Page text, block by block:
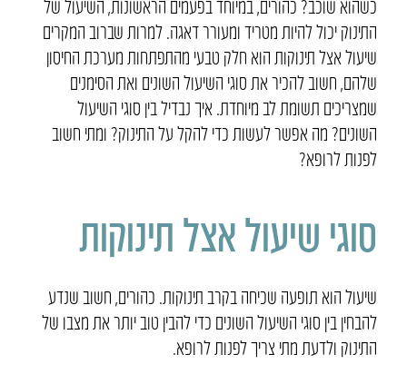
כשהוא שוכב? כהורים, במיוחד בפעמים הראשונות, השיעול של
התינוק יכול להיות מטריד ומעורר דאגה. למרות שברוב המקרים
שיעול אצל תינוקות הוא חלק טבעי מהתפתחות מערכת החיסון
שלהם, חשוב להכיר את סוגי השיעול השונים ואת הסימנים
שמצריכים תשומת לב מיוחדת. איך נבדיל בין סוגי השיעול
השונים? מה אפשר לעשות כדי להקל על התינוק? ומתי חשוב
לפנות לרופא?
סוגי שיעול אצל תינוקות
שיעול הוא תופעה שכיחה בקרב תינוקות. כהורים, חשוב שנדע
להבחין בין סוגי השיעול השונים כדי להבין טוב יותר את מצבו של
התינוק ולדעת מתי צריך לפנות לרופא.